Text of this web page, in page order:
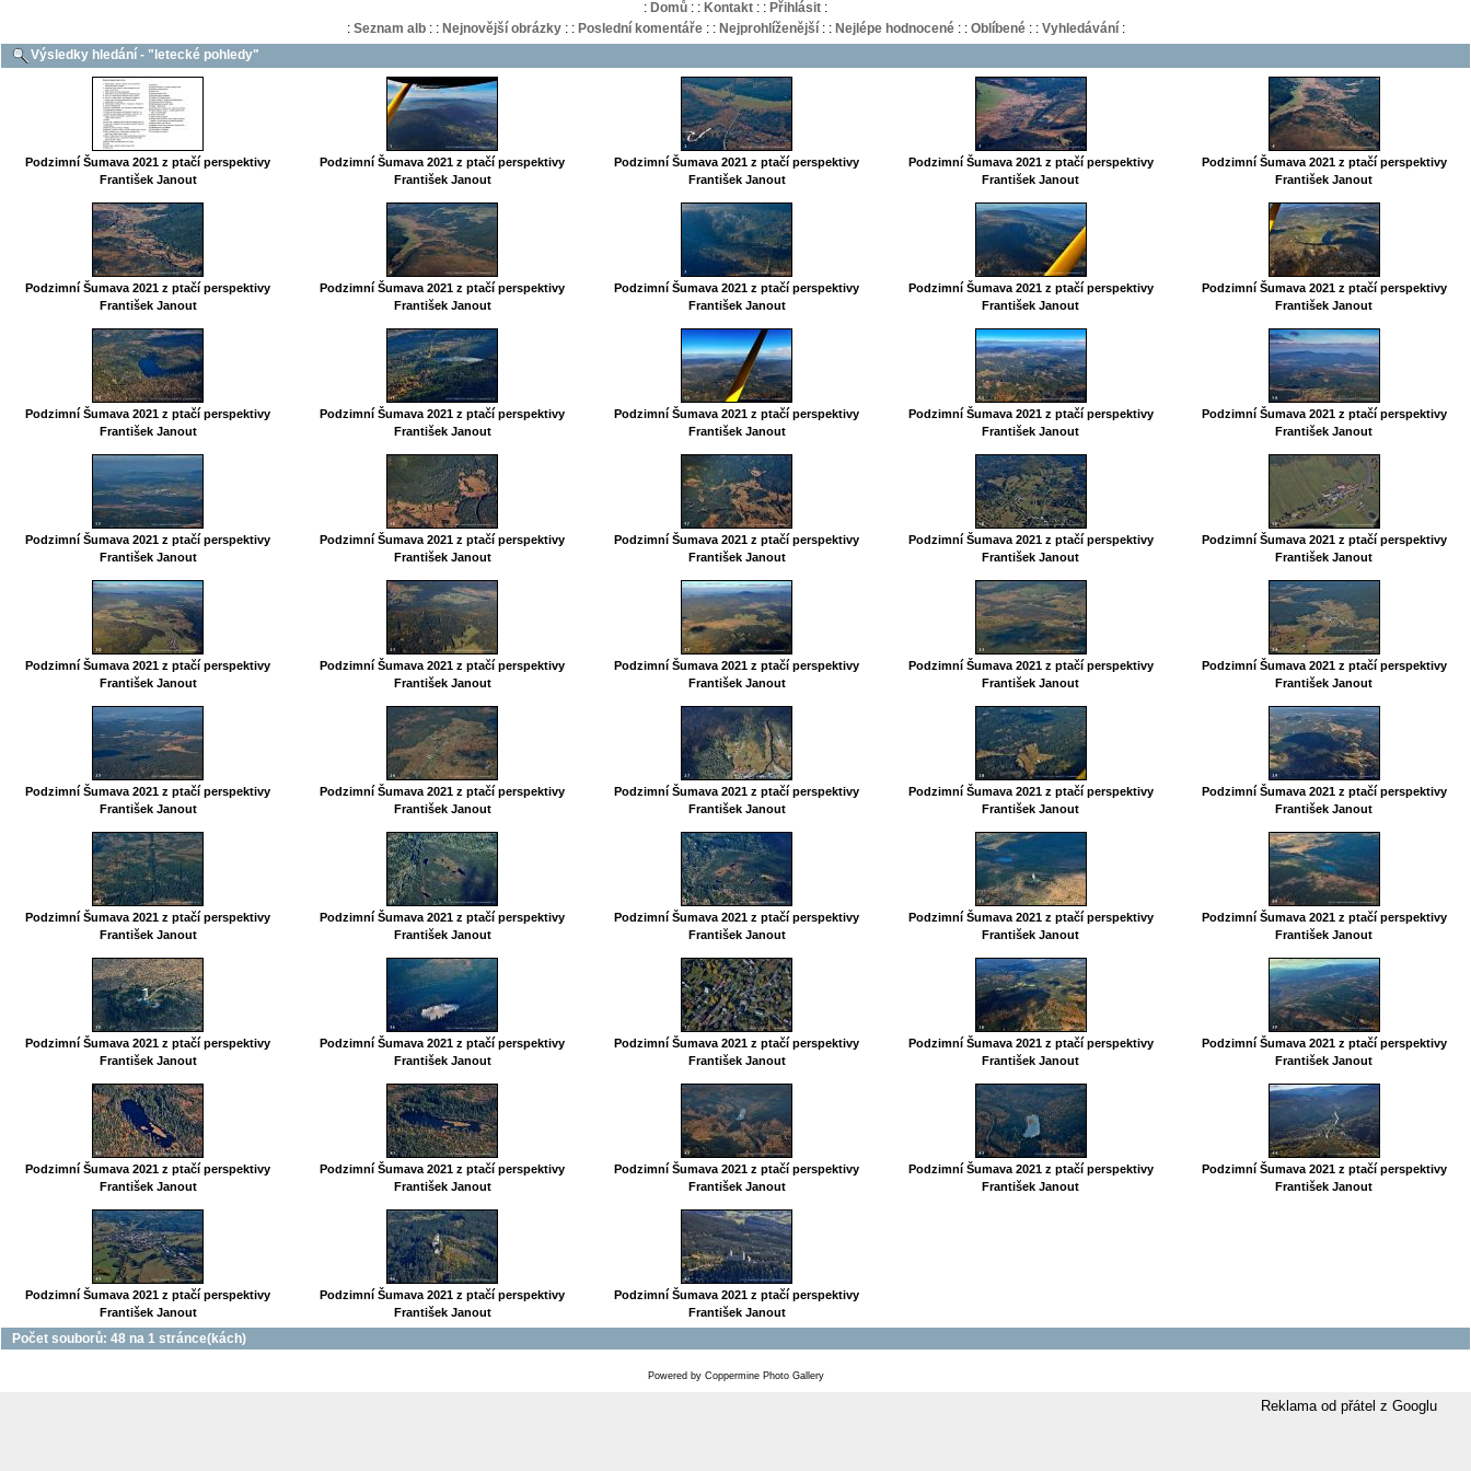
: Domů : : Kontakt : : Přihlásit :
: Seznam alb: : Nejnovější obrázky: : Poslední komentáře: : Nejprohlíženější: : Nejlépe hodnocené: : Oblíbené: : Vyhledávání:
Výsledky hledání - "letecké pohledy"
Podzimní Šumava 2021 z ptačí perspektivy
František Janout
Podzimní Šumava 2021 z ptačí perspektivy
František Janout
Podzimní Šumava 2021 z ptačí perspektivy
František Janout
Podzimní Šumava 2021 z ptačí perspektivy
František Janout
Podzimní Šumava 2021 z ptačí perspektivy
František Janout
Podzimní Šumava 2021 z ptačí perspektivy
František Janout
Podzimní Šumava 2021 z ptačí perspektivy
František Janout
Podzimní Šumava 2021 z ptačí perspektivy
František Janout
Podzimní Šumava 2021 z ptačí perspektivy
František Janout
Podzimní Šumava 2021 z ptačí perspektivy
František Janout
Podzimní Šumava 2021 z ptačí perspektivy
František Janout
Podzimní Šumava 2021 z ptačí perspektivy
František Janout
Podzimní Šumava 2021 z ptačí perspektivy
František Janout
Podzimní Šumava 2021 z ptačí perspektivy
František Janout
Podzimní Šumava 2021 z ptačí perspektivy
František Janout
Podzimní Šumava 2021 z ptačí perspektivy
František Janout
Podzimní Šumava 2021 z ptačí perspektivy
František Janout
Podzimní Šumava 2021 z ptačí perspektivy
František Janout
Podzimní Šumava 2021 z ptačí perspektivy
František Janout
Podzimní Šumava 2021 z ptačí perspektivy
František Janout
Podzimní Šumava 2021 z ptačí perspektivy
František Janout
Podzimní Šumava 2021 z ptačí perspektivy
František Janout
Podzimní Šumava 2021 z ptačí perspektivy
František Janout
Podzimní Šumava 2021 z ptačí perspektivy
František Janout
Podzimní Šumava 2021 z ptačí perspektivy
František Janout
Podzimní Šumava 2021 z ptačí perspektivy
František Janout
Podzimní Šumava 2021 z ptačí perspektivy
František Janout
Podzimní Šumava 2021 z ptačí perspektivy
František Janout
Podzimní Šumava 2021 z ptačí perspektivy
František Janout
Podzimní Šumava 2021 z ptačí perspektivy
František Janout
Podzimní Šumava 2021 z ptačí perspektivy
František Janout
Podzimní Šumava 2021 z ptačí perspektivy
František Janout
Podzimní Šumava 2021 z ptačí perspektivy
František Janout
Podzimní Šumava 2021 z ptačí perspektivy
František Janout
Podzimní Šumava 2021 z ptačí perspektivy
František Janout
Podzimní Šumava 2021 z ptačí perspektivy
František Janout
Podzimní Šumava 2021 z ptačí perspektivy
František Janout
Podzimní Šumava 2021 z ptačí perspektivy
František Janout
Podzimní Šumava 2021 z ptačí perspektivy
František Janout
Podzimní Šumava 2021 z ptačí perspektivy
František Janout
Podzimní Šumava 2021 z ptačí perspektivy
František Janout
Podzimní Šumava 2021 z ptačí perspektivy
František Janout
Podzimní Šumava 2021 z ptačí perspektivy
František Janout
Podzimní Šumava 2021 z ptačí perspektivy
František Janout
Podzimní Šumava 2021 z ptačí perspektivy
František Janout
Podzimní Šumava 2021 z ptačí perspektivy
František Janout
Podzimní Šumava 2021 z ptačí perspektivy
František Janout
Podzimní Šumava 2021 z ptačí perspektivy
František Janout
Počet souborů: 48 na 1 stránce(kách)
Powered by Coppermine Photo Gallery
Reklama od přátel z Googlu